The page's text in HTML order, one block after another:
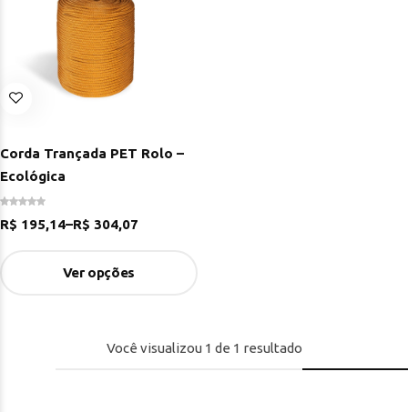
Corda Trançada PET Rolo –
Ecológica
R$ 195,14–R$ 304,07
Ver opções
Você visualizou 1 de 1 resultado